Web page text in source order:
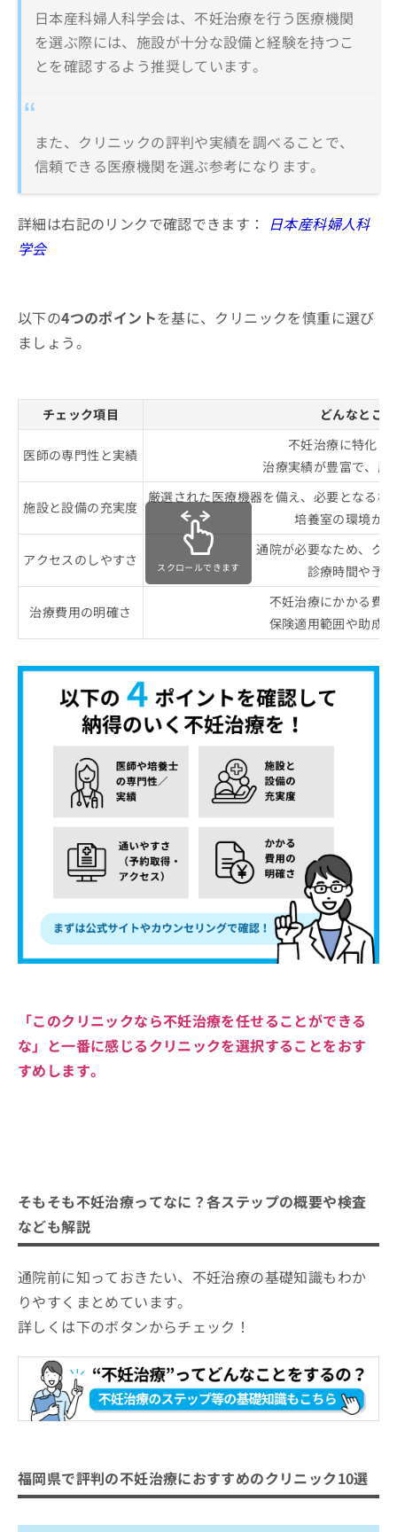
日本産科婦人科学会は、不妊治療を行う医療機関
を選ぶ際には、施設が十分な設備と経験を持つこ
とを確認するよう推奨しています。
また、クリニックの評判や実績を調べることで、
信頼できる医療機関を選ぶ参考になります。
詳細は右記のリンクで確認できます：
日本産科婦人科
学会
以下の4つのポイントを基に、クリニックを慎重に選び
ましょう。
チェック項目 どんなとこ
医師の専門性と実績
不妊治療に特化し
治療実績が豊富で、成
施設と設備の充実度
厳選された医療機器を備え、必要となる
培養室の環境が
アクセスのしやすさ
通院が必要なため、ク
診療時間や予
治療費用の明確さ
不妊治療にかかる費
保険適用範囲や助成
スクロールできます
「このクリニックなら不妊治療を任せることができる
な」と一番に感じるクリニックを選択することをおす
すめします。
そもそも不妊治療ってなに？各ステップの概要や検査
なども解説
通院前に知っておきたい、不妊治療の基礎知識もわか
りやすくまとめています。
詳しくは下のボタンからチェック！
福岡県で評判の不妊治療におすすめのクリニック10選